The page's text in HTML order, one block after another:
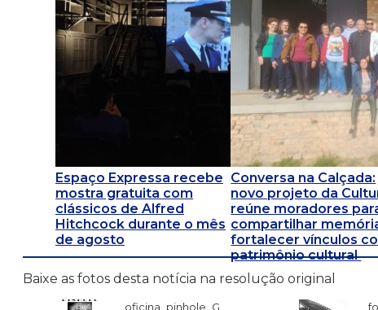
Espaço Expressa recebe
mostra gratuita com
clássicos de Alfred
Hitchcock durante o mês
de agosto
Conversa na Calçada:
novo projeto da
reúne moradores
compartilhar
fortalecer vínculos
patrimônio cultural
Baixe as fotos desta notícia na resolução original
oficina_pinhole_G